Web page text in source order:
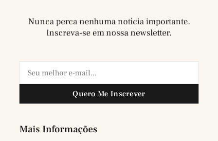
Nunca perca nenhuma notícia importante.
Inscreva-se em nossa newsletter.
Quero Me Inscrever
Mais Informações